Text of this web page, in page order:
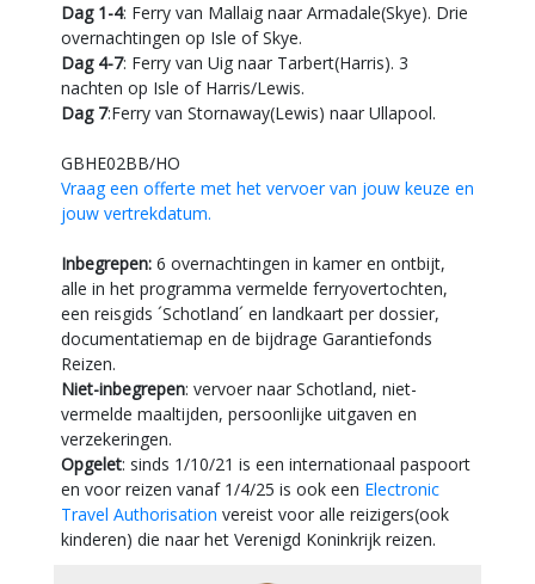
Dag 1-4: Ferry van Mallaig naar Armadale(Skye). Drie
overnachtingen op Isle of Skye.
Dag 4-7: Ferry van Uig naar Tarbert(Harris). 3
nachten op Isle of Harris/Lewis.
Dag 7:Ferry van Stornaway(Lewis) naar Ullapool.
GBHE02BB/HO
Vraag een offerte met het vervoer van jouw keuze en
jouw vertrekdatum.
Inbegrepen: 6 overnachtingen in kamer en ontbijt,
alle in het programma vermelde ferryovertochten,
een reisgids ´Schotland´ en landkaart per dossier,
documentatiemap en de bijdrage Garantiefonds
Reizen.
Niet-inbegrepen: vervoer naar Schotland, niet-
vermelde maaltijden, persoonlijke uitgaven en
verzekeringen.
Opgelet: sinds 1/10/21 is een internationaal paspoort
en voor reizen vanaf 1/4/25 is ook een Electronic
Travel Authorisation vereist voor alle reizigers(ook
kinderen) die naar het Verenigd Koninkrijk reizen.